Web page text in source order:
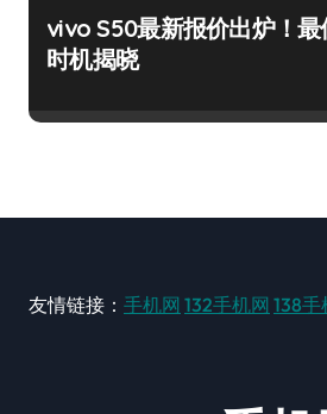
vivo S50最新报价出炉！最
时机揭晓
友情链接： 手机网 132手机网 138手